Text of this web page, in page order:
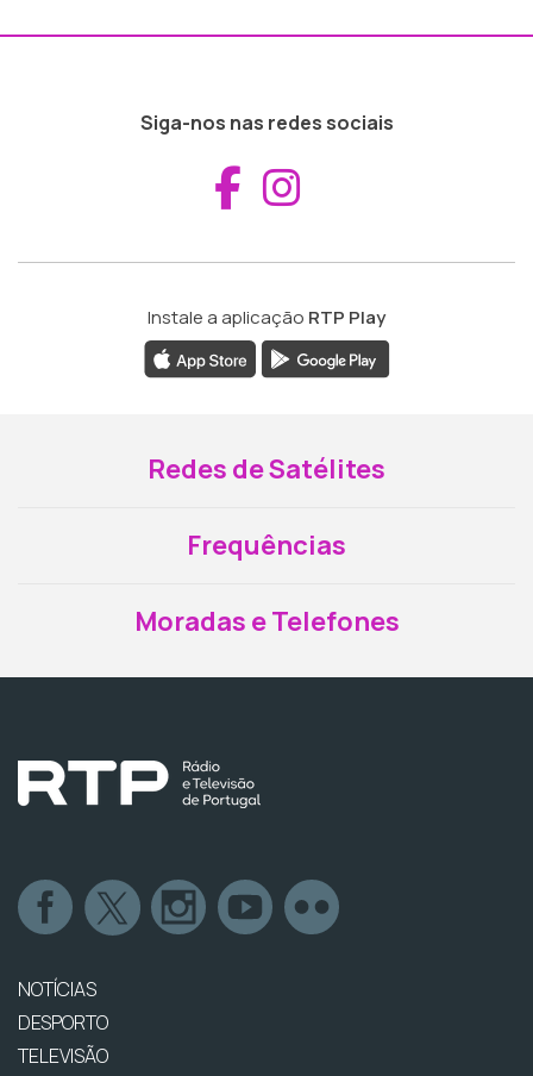
Siga-nos nas redes sociais
Aceder ao
Instale a aplicação RTP Play
Redes de Satélites
Frequências
Moradas e Telefones
NOTÍCIAS
DESPORTO
TELEVISÃO